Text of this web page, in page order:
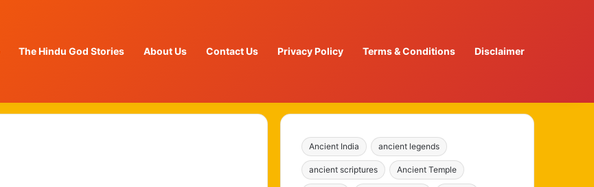
The Hindu God Stories About Us Contact Us Privacy Policy Terms & Conditions Disclaimer
Ancient India ancient legends
ancient scriptures Ancient Temple